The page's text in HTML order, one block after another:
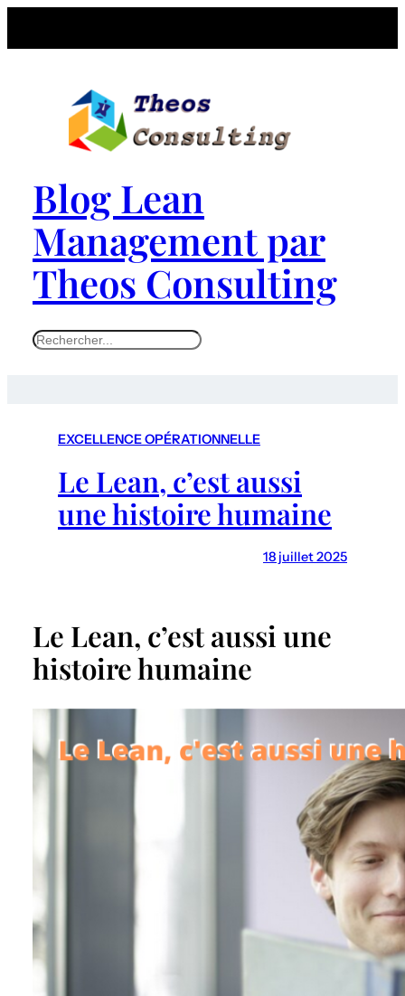
Blog Lean
Management par
Theos Consulting
S
EXCELLENCE OPÉRATIONNELLE
Le Lean, c’est aussi
une histoire humaine
18 juillet 2025
Le Lean, c’est aussi une
histoire humaine